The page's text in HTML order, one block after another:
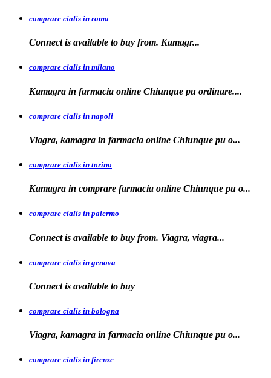
comprare cialis in roma
Connect is available to buy from. Kamagr...
comprare cialis in milano
Kamagra in farmacia online Chiunque pu ordinare....
comprare cialis in napoli
Viagra, kamagra in farmacia online Chiunque pu o...
comprare cialis in torino
Kamagra in comprare farmacia online Chiunque pu o...
comprare cialis in palermo
Connect is available to buy from. Viagra, viagra...
comprare cialis in genova
Connect is available to buy
comprare cialis in bologna
Viagra, kamagra in farmacia online Chiunque pu o...
comprare cialis in firenze